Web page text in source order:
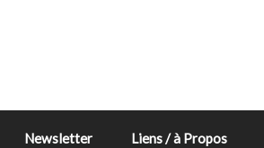
Newsletter Liens / à Propos